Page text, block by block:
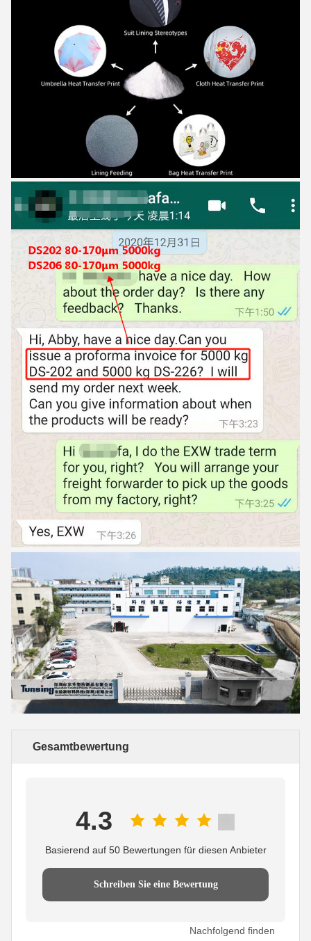
Gesamtbewertung
4.3
Basierend auf 50 Bewertungen für diesen Anbieter
Schreiben Sie eine Bewertung
Nachfolgend finden